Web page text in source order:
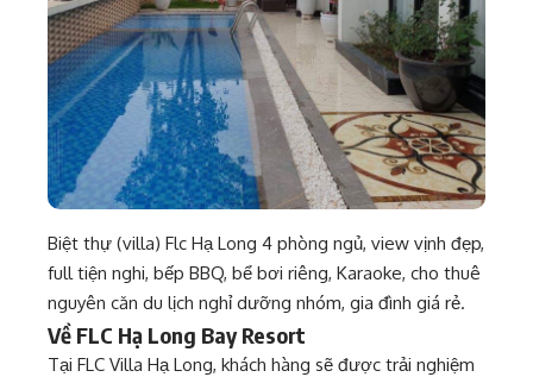
Biệt thự (villa) Flc Hạ Long 4 phòng ngủ, view vịnh đẹp,
full tiện nghi, bếp BBQ, bể bơi riêng, Karaoke, cho thuê
nguyên căn du lịch nghỉ dưỡng nhóm, gia đình giá rẻ.
Về FLC Hạ Long Bay Resort
Tại FLC Villa Hạ Long, khách hàng sẽ được trải nghiệm